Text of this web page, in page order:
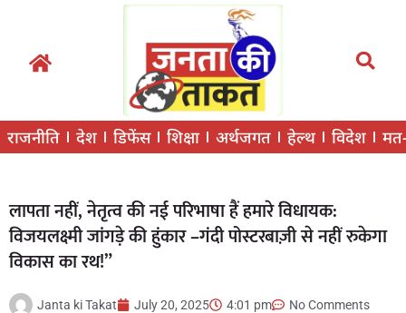
राजनीति देश डिफेंस शिक्षा अर्थजगत हेल्थ विदेश
लापता नहीं, नेतृत्व की नई परिभाषा हैं हमारे विधायक:
विजयलक्ष्मी जांगड़े की हुंकार –गंदी पोस्टरबाज़ी से नहीं रुकेगा
विकास का रथ!”
Janta ki Takat July 20, 2025 4:01 pm No Comments